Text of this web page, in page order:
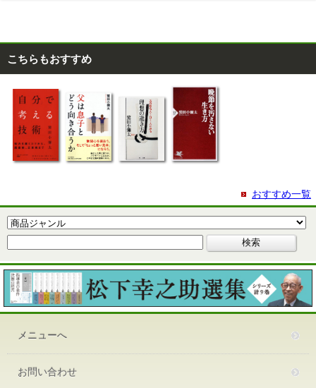
こちらもおすすめ
おすすめ一覧
メニューへ
お問い合わせ